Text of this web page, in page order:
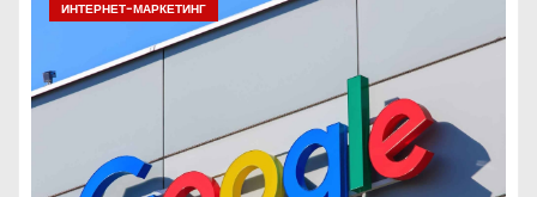
ИНТЕРНЕТ-МАРКЕТИНГ